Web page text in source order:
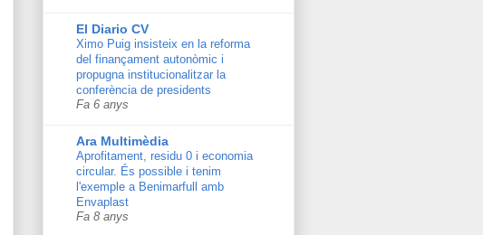
El Diario CV
Ximo Puig insisteix en la reforma
del finançament autonòmic i
propugna institucionalitzar la
conferència de presidents
Fa 6 anys
Ara Multimèdia
Aprofitament, residu 0 i economia
circular. És possible i tenim
l'exemple a Benimarfull amb
Envaplast
Fa 8 anys